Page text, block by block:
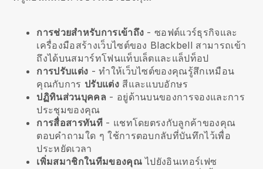
การช่วยสำหรับการเข้าถึง - ซอฟต์แวร์ธุรกิจและ
เครื่องมือสร้างเว็บไซต์ของ Blackbell สามารถเข้า
ถึงได้บนสมาร์ทโฟนแท็บเล็ตและแล็ปท็อป
การปรับแต่ง - ทำให้เว็บไซต์ของคุณรู้สึกเหมือน
คุณกับการ ปรับแต่งสีและแบบอักษร
ปฏิทินส่วนบุคคล - อยู่ด้านบนของการจองและการ
ประชุมของคุณ
การสื่อสารทันที- แชทโดยตรงกับลูกค้าของคุณ
ตอบคำถามใด ๆ ใช้การตอบกลับที่บันทึกไว้เพื่อ
ประหยัดเวลา
เพิ่มสมาชิกในทีมของคุณไปยังอินเทอร์เฟซ